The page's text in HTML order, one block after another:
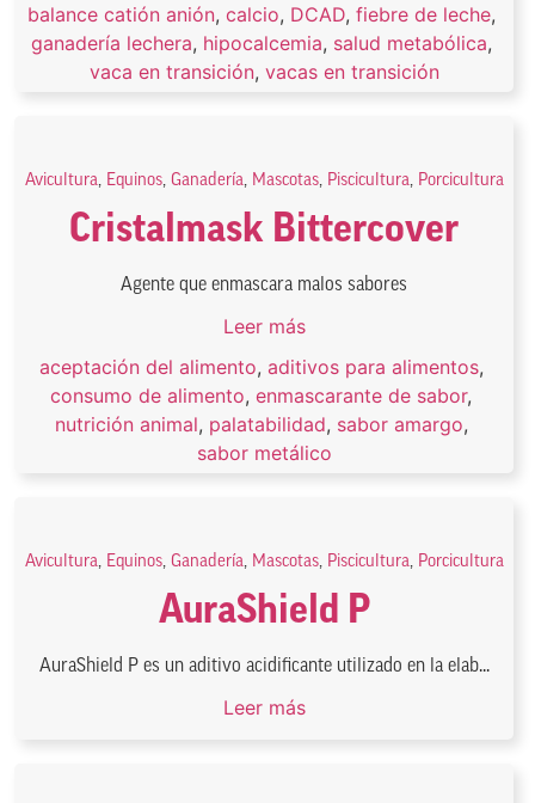
balance catión anión, calcio, DCAD, fiebre de leche,
ganadería lechera, hipocalcemia, salud metabólica,
vaca en transición, vacas en transición
Avicultura, Equinos, Ganadería, Mascotas, Piscicultura, Porcicultura
Cristalmask Bittercover
Agente que enmascara malos sabores
Leer más
aceptación del alimento, aditivos para alimentos,
consumo de alimento, enmascarante de sabor,
nutrición animal, palatabilidad, sabor amargo,
sabor metálico
Avicultura, Equinos, Ganadería, Mascotas, Piscicultura, Porcicultura
AuraShield P
AuraShield P es un aditivo acidificante utilizado en la elab...
Leer más